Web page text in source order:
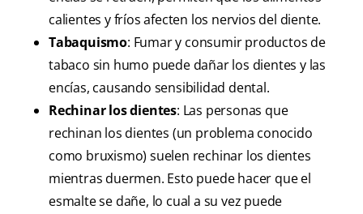
calientes y fríos afecten los nervios del diente.
Tabaquismo: Fumar y consumir productos de
tabaco sin humo puede dañar los dientes y las
encías, causando sensibilidad dental.
Rechinar los dientes: Las personas que
rechinan los dientes (un problema conocido
como bruxismo) suelen rechinar los dientes
mientras duermen. Esto puede hacer que el
esmalte se dañe, lo cual a su vez puede